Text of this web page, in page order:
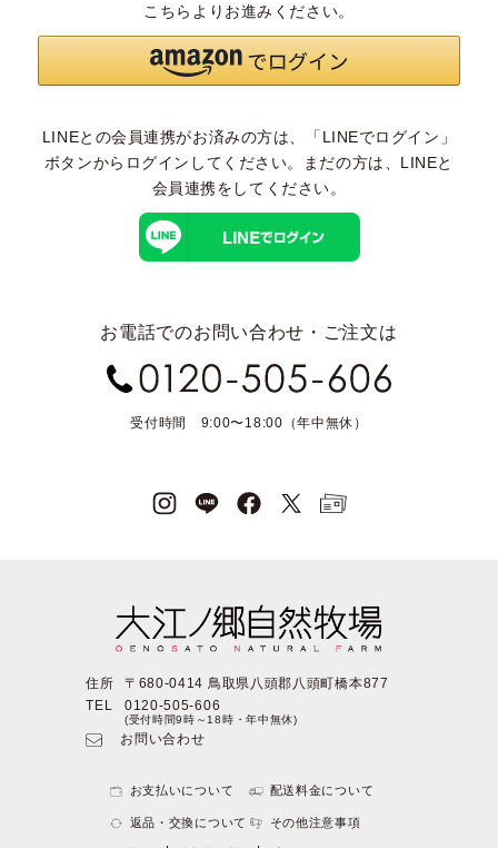
こちらよりお進みください。
LINEとの会員連携がお済みの方は、「LINEでログイン」
ボタンからログインしてください。まだの方は、 LINEと
会員連携をしてください。
お電話でのお問い合わせ・ご注文は
受付時間 9:00〜18:00（年中無休）
住所
〒680-0414 鳥取県八頭郡八頭町橋本877
TEL
0120-505-606
(受付時間9時～18時・年中無休)
お問い合わせ
お支払いについて 配送料金について
返品・交換について その他注意事項